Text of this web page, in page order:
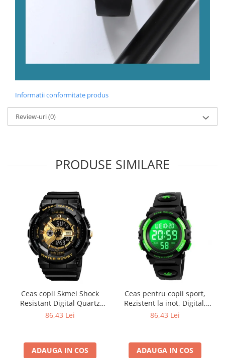
Informatii conformitate produs
Review-uri(0)
PRODUSE SIMILARE
Ceas copii Skmei Shock
Resistant Digital Quartz
Sport
86,43 Lei
ADAUGA IN COS
Ceas pentru copii sport,
Rezistent la inot, Digital,
Curea PU
86,43 Lei
ADAUGA IN COS